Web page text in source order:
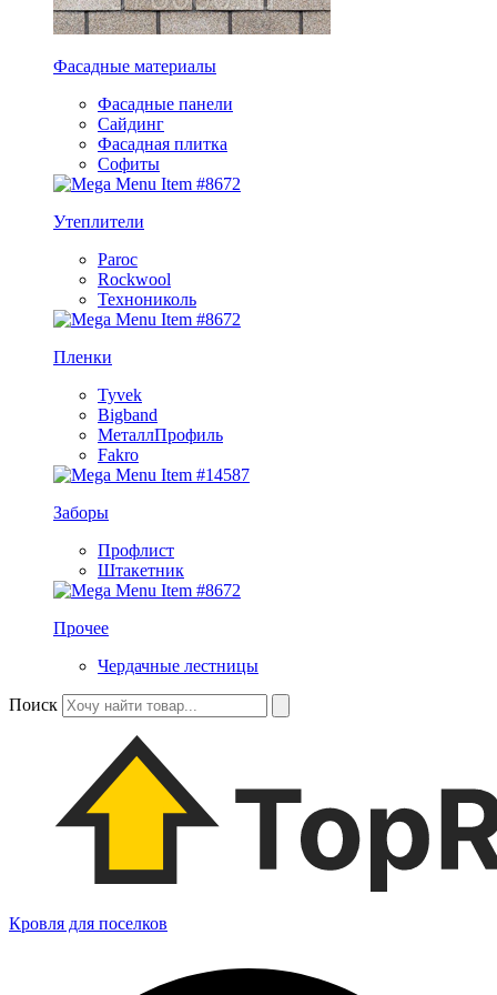
Фасадные материалы
Фасадные панели
Сайдинг
Фасадная плитка
Софиты
Утеплители
Paroc
Rockwool
Технониколь
Пленки
Tyvek
Bigband
МеталлПрофиль
Fakro
Заборы
Профлист
Штакетник
Прочее
Чердачные лестницы
Поиск
Кровля для поселков